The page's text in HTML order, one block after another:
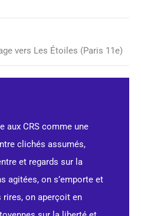
vers Les Étoiles (Paris 11e)
aux CRS comme une
clichés assumés,
et regards sur la
agitées, on s’emporte et
rires, on aperçoit en